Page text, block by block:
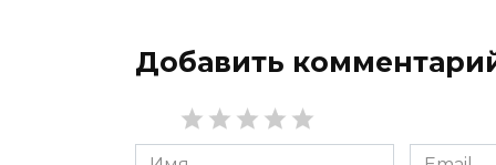
Добавить
Имя
Email